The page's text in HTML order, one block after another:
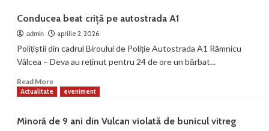
ai
Parcului
Natural
Lunca
agresați
de
lemne
Conducea beat criță pe autostrada A1
admin aprilie 2, 2026
Polițiștii din cadrul Biroului de Poliție Autostrada A1 Râmnicu
Vâlcea – Deva au reținut pentru 24 de ore un bărbat...
Read MoreRead
more
beat
Actualitate eveniment
Minoră de 9 ani din Vulcan violată de bunicul vitreg